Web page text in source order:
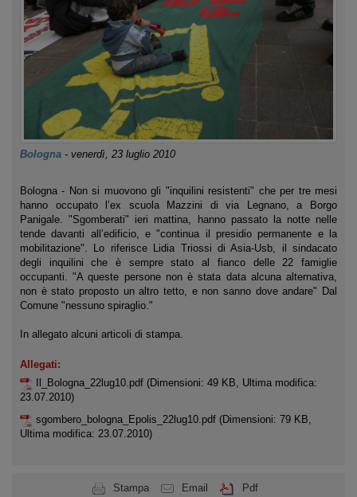
Bologna - venerdì, 23 luglio 2010
Bologna - Non si muovono gli "inquilini resistenti" che per tre mesi
hanno occupato l’ex scuola Mazzini di via Legnano, a Borgo
Panigale. "Sgomberati" ieri mattina, hanno passato la notte nelle
tende davanti all’edificio, e "continua il presidio permanente e la
mobilitazione". Lo riferisce Lidia Triossi di Asia-Usb, il sindacato
degli inquilini che è sempre stato al fianco delle 22 famiglie
occupanti. "A queste persone non è stata data alcuna alternativa,
non è stato proposto un altro tetto, e non sanno dove andare" Dal
Comune "nessuno spiraglio."
In allegato alcuni articoli di stampa.
Allegati:
Il_Bologna_22lug10.pdf (Dimensioni: 49 KB, Ultima modifica:
23.07.2010)
sgombero_bologna_Epolis_22lug10.pdf (Dimensioni: 79 KB,
Ultima modifica: 23.07.2010)
Stampa Email Pdf